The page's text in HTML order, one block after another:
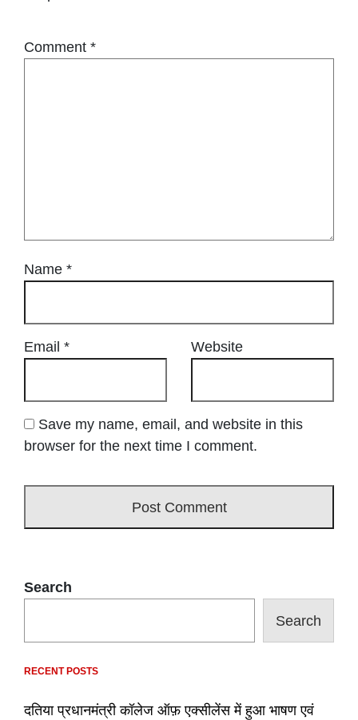
Comment *
Name *
Email * Website
Save my name, email, and website in this
browser for the next time I comment.
Search
Search
RECENT POSTS
दतिया प्रधानमंत्री कॉलेज ऑफ़ एक्सीलेंस में हुआ भाषण एवं